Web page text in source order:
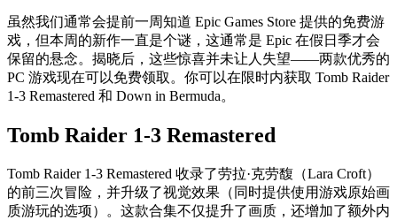
虽然我们通常会提前一周知道 Epic Games Store 提供的免费游
戏，但本周的新作一直是个谜，这通常是 Epic 在假日季才会
保留的悬念。揭晓后，这些惊喜并未让人失望——两款优秀的
PC 游戏现在可以免费领取。你可以在限时内获取 Tomb Raider
1-3 Remastered 和 Down in Bermuda。
Tomb Raider 1-3 Remastered
Tomb Raider 1-3 Remastered 收录了劳拉·克劳馥（Lara Croft）
的前三次冒险，并升级了视觉效果（同时提供使用游戏原始画
质游玩的选项）。这款合集不仅提升了画质，还增加了额外内